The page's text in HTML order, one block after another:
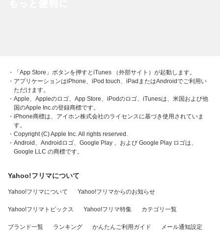
・「App Store」ボタンを押すとiTunes （外部サイト）が起動します。
・アプリケーションはiPhone、iPod touch、iPadまたはAndroidでご利用い
ただけます。
・Apple、Appleのロゴ、App Store、iPodのロゴ、iTunesは、米国および他
国のApple Inc.の登録商標です。
・iPhone商標は、アイホン株式会社のライセンスに基づき使用されていま
す。
・Copyright (C) Apple Inc. All rights reserved.
・Android、Androidロゴ、Google Play 、および Google Play ロゴは、
Google LLC の商標です。
Yahoo!フリマについて
Yahoo!フリマについて Yahoo!フリマからのお知らせ
Yahoo!フリマトピックス Yahoo!フリマ特集 カテゴリ一覧
ブランド一覧 ランキング かんたんご利用ガイド メール通知設定